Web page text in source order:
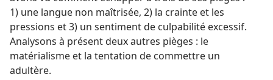
1) une langue non maîtrisée, 2) la crainte et les
pressions et 3) un sentiment de culpabilité excessif.
Analysons à présent deux autres pièges : le
matérialisme et la tentation de commettre un
adultère.